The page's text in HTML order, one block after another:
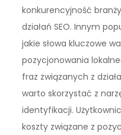
konkurencyjność
działań SEO. Innym
jakie słowa kluczowe
pozycjonowania
fraz związanych z
warto skorzystać z
identyfikacji.
koszty związane z